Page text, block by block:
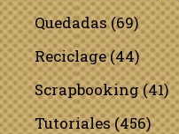
Quedadas(69)
Reciclage(44)
Scrapbooking(41)
Tutoriales(456)